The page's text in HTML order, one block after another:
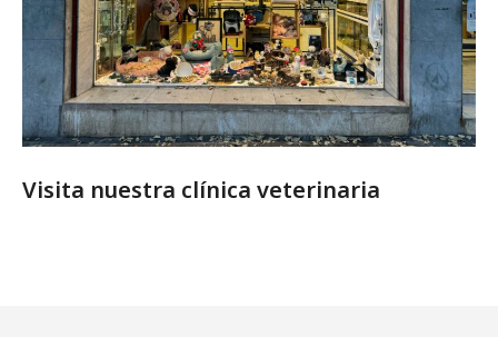
Visita nuestra clínica veterinaria